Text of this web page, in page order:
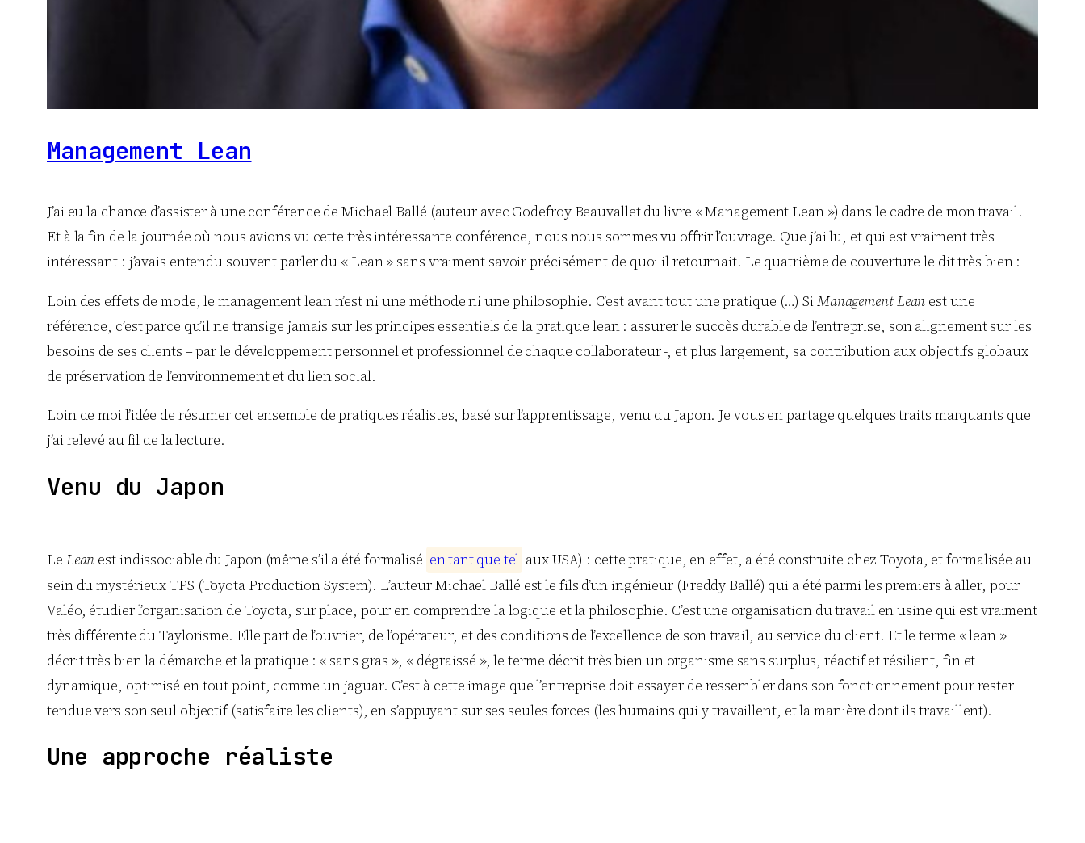
Management Lean
J’ai eu la chance d’assister à une conférence de Michael Ballé (auteur avec Godefroy Beauvallet du livre « Management Lean ») dans le cadre de mon travail.
Et à la fin de la journée où nous avions vu cette très intéressante conférence, nous nous sommes vu offrir l’ouvrage. Que j’ai lu, et qui est vraiment très
intéressant : j’avais entendu souvent parler du « Lean » sans vraiment savoir précisément de quoi il retournait. Le quatrième de couverture le dit très bien :
Loin des effets de mode, le management lean n’est ni une méthode ni une philosophie. C’est avant tout une pratique (…) SiManagement Lean est une
référence, c’est parce qu’il ne transige jamais sur les principes essentiels de la pratique lean : assurer le succès durable de l’entreprise, son alignement sur les
besoins de ses clients – par le développement personnel et professionnel de chaque collaborateur -, et plus largement, sa contribution aux objectifs globaux
de préservation de l’environnement et du lien social.
Loin de moi l’idée de résumer cet ensemble de pratiques réalistes, basé sur l’apprentissage, venu du Japon. Je vous en partage quelques traits marquants que
j’ai relevé au fil de la lecture.
Venu du Japon
Le Lean est indissociable du Japon (même s’il a été formalisé entantque tel aux USA) : cette pratique, en effet, a été construite chez Toyota, et formalisée au
sein du mystérieux TPS (Toyota Production System). L’auteur Michael Ballé est le fils d’un ingénieur (Freddy Ballé) qui a été parmi les premiers à aller, pour
Valéo, étudier l’organisation de Toyota, sur place, pour en comprendre la logique et la philosophie. C’est une organisation du travail en usine qui est vraiment
très différente du Taylorisme. Elle part de l’ouvrier, de l’opérateur, et des conditions de l’excellence de son travail, au service du client. Et le terme « lean »
décrit très bien la démarche et la pratique : « sans gras », « dégraissé », le terme décrit très bien un organisme sans surplus, réactif et résilient, fin et
dynamique, optimisé en tout point, comme un jaguar. C’est à cette image que l’entreprise doit essayer de ressembler dans son fonctionnement pour rester
tendue vers son seul objectif (satisfaire les clients), en s’appuyant sur ses seules forces (les humains qui y travaillent, et la manière dont ils travaillent).
Une approche réaliste